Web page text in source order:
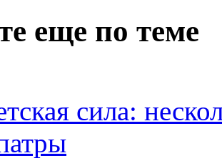
еще по теме
сила: